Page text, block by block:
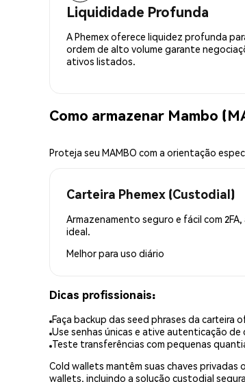
Liquididade Profunda
A Phemex oferece liquidez profunda
ordem de alto volume garante
ativos listados.
Como armazenar Mambo
Proteja seu MAMBO com a orientação
Carteira Phemex (Custodial)
Armazenamento seguro e fácil com 2FA,
ideal.
Melhor para uso diário
Dicas profissionais:
Faça backup das seed phrases da carteira
Use senhas únicas e ative autenticação de
Teste transferências com pequenas
Cold wallets mantêm suas chaves
wallets, incluindo a solução custodial